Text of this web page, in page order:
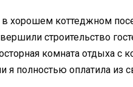
хорошем коттеджном
строительство
комната отдыха
я полностью оплатила